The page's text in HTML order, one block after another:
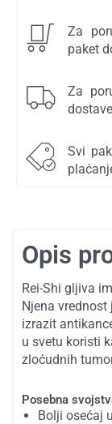
Za
paket
Za
Svi
Opis
Rei-Shi gljiva
Njena vrednost
izrazit
u svetu koristi
zloćudnih
Posebna
Bolji osećaj